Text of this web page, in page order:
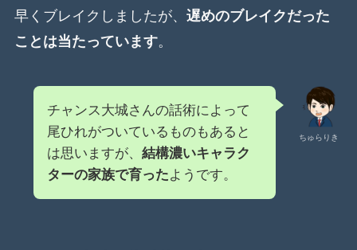
早くブレイクしましたが、 遅めのブレイクだった
ことは当たっています。
ちゅらりき
チャンス大城さんの話術によって
尾ひれがついているものもあると
は思いますが、 結構濃いキャラク
ターの家族で育ったようです。